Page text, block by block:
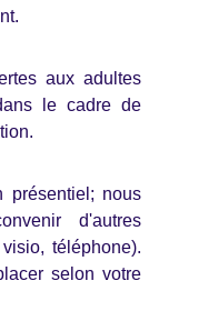
aux adultes
le cadre de
présentiel; nous
d'autres
téléphone).
selon votre